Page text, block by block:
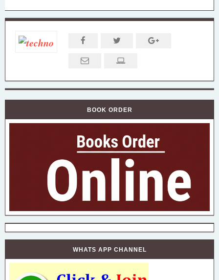
BOOK ORDER
WHATS APP CHANNEL